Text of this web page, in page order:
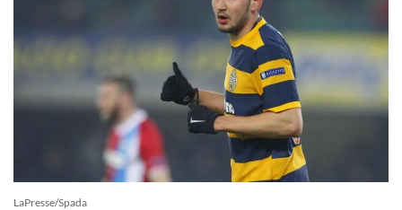
LaPresse/Spada